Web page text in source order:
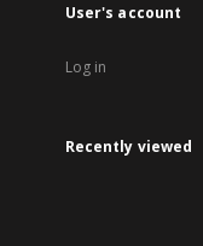
User's account
Log in
Recently viewed